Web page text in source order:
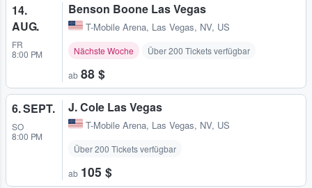
14.
AUG.
FR
8:00 PM
Benson Boone Las Vegas
T-Mobile Arena, Las Vegas, NV, US
Nächste Woche Über 200 Tickets verfügbar
ab 88 $
6. SEPT.
SO
8:00 PM
J. Cole Las Vegas
T-Mobile Arena, Las Vegas, NV, US
Über 200 Tickets verfügbar
ab 105 $